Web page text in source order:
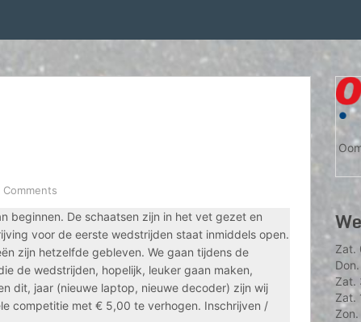
Comments
beginnen. De schaatsen zijn in het vet gezet en
voor de eerste wedstrijden staat inmiddels open.
zijn hetzelfde gebleven. We gaan tijdens de
de wedstrijden, hopelijk, leuker gaan maken,
dit, jaar (nieuwe laptop, nieuwe decoder) zijn wij
competitie met € 5,00 te verhogen. Inschrijven /
Zat.
Zat.
Zat.